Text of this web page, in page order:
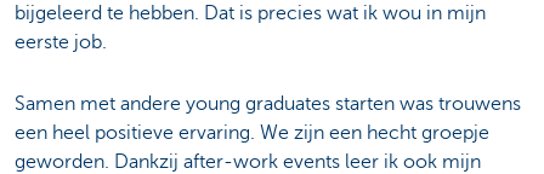
bijgeleerd te hebben. Dat is precies wat ik wou in mijn
eerste job.
Samen met andere young graduates starten was trouwens
een heel positieve ervaring. We zijn een hecht groepje
geworden. Dankzij after-work events leer ik ook mijn